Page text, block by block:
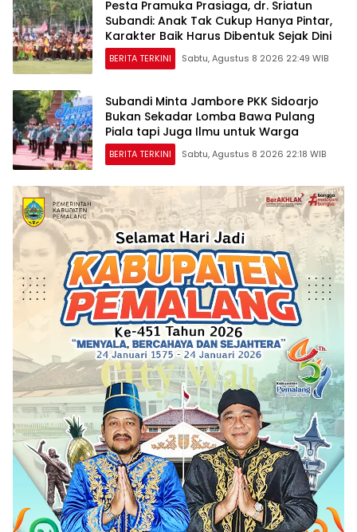
Pesta Pramuka Prasiaga, dr. Sriatun
Subandi: Anak Tak Cukup Hanya Pintar,
Karakter Baik Harus Dibentuk Sejak Dini
BERITA TERKINI Sabtu, Agustus 8 2026 22:49 WIB
Subandi Minta Jambore PKK Sidoarjo
Bukan Sekadar Lomba Bawa Pulang
Piala tapi Juga Ilmu untuk Warga
BERITA TERKINI Sabtu, Agustus 8 2026 22:18 WIB